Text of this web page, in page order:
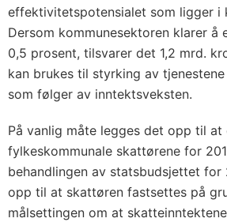
effektivitetspotensialet som ligger i
Dersom kommunesektoren klarer å
0,5 prosent, tilsvarer det 1,2 mrd.
kan brukes til styrking av
som følger av inntektsveksten.
På vanlig måte legges det opp til at
fylkeskommunale skattørene for
behandlingen av statsbudsjettet for
opp til at skattøren fastsettes på
målsettingen om at